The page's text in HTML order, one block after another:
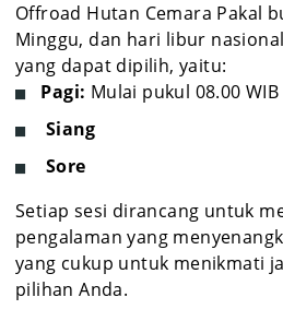
Offroad Hutan Cemara Pakal
Minggu, dan hari libur
yang dapat dipilih, yaitu:
Pagi: Mulai pukul 08.00 WIB
Siang
Sore
Setiap sesi dirancang untuk
pengalaman yang
yang cukup untuk menikmati
pilihan Anda.